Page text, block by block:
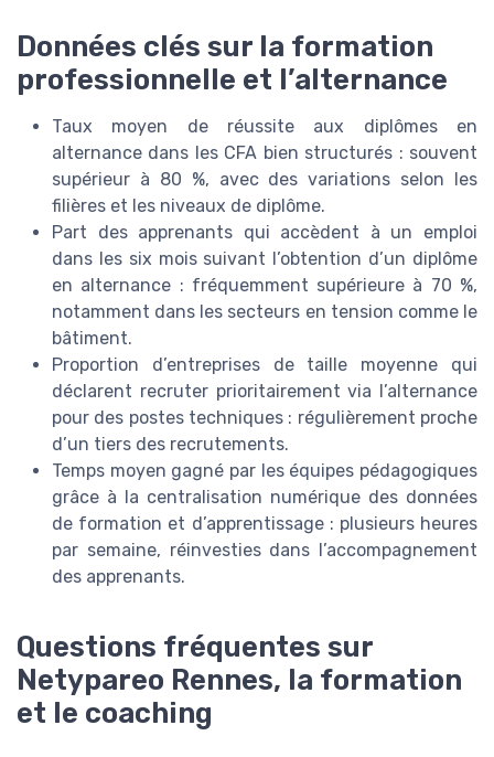
Données clés sur la formation
professionnelle et l’alternance
Taux moyen de réussite aux diplômes en
alternance dans les CFA bien structurés : souvent
supérieur à 80 %, avec des variations selon les
filières et les niveaux de diplôme.
Part des apprenants qui accèdent à un emploi
dans les six mois suivant l’obtention d’un diplôme
en alternance : fréquemment supérieure à 70 %,
notamment dans les secteurs en tension comme le
bâtiment.
Proportion d’entreprises de taille moyenne qui
déclarent recruter prioritairement via l’alternance
pour des postes techniques : régulièrement proche
d’un tiers des recrutements.
Temps moyen gagné par les équipes pédagogiques
grâce à la centralisation numérique des données
de formation et d’apprentissage : plusieurs heures
par semaine, réinvesties dans l’accompagnement
des apprenants.
Questions fréquentes sur
Netypareo Rennes, la formation
et le coaching